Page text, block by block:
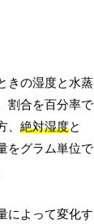
きの湿度と水蒸
割合を百分率で
、絶対湿度と
をグラム単位で
によって変化す